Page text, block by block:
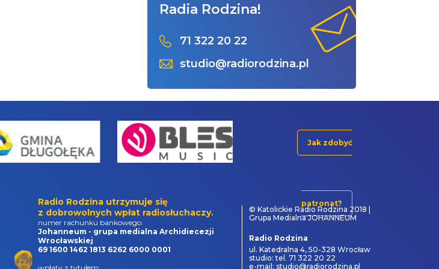
Radia Rodzina!
71 322 20 22
studio@radiorodzina.pl
Jak zdobyć
patronat?
Radio Rodzina utrzymuje się
z dobrowolnych wpłat radiosłuchaczy.
numer rachunku bankowego:
Johanneum - grupa medialna Archidiecezji
Wrocławskiej
69 1600 1462 1813 6262 6000 0001
© Katolickie Radio Rodzina 2018 |
Grupa Medialna JOHANNEUM
Radio Rodzina
ul. Katedralna 4, 50-328 Wrocław
studio: tel. 71 322 20 22
e-mail: studio@radiorodzina.pl